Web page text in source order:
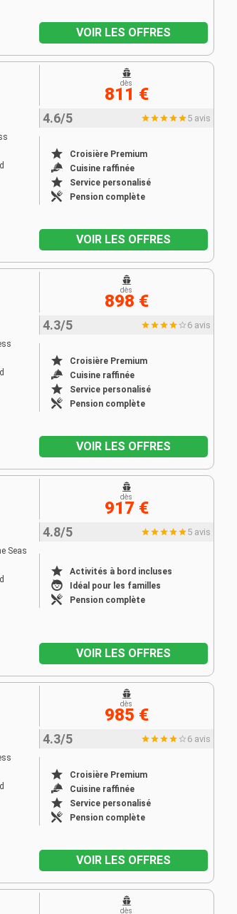
VOIR LES OFFRES
4.6/5 5 avis
Croisière Premium
Cuisine raffinée
Service personalisé
Pension complète
dès
811 €
VOIR LES OFFRES
4.3/5 6 avis
Croisière Premium
Cuisine raffinée
Service personalisé
Pension complète
dès
898 €
VOIR LES OFFRES
Seas
4.8/5 5 avis
Activités à bord incluses
Idéal pour les familles
Pension complète
dès
917 €
VOIR LES OFFRES
4.3/5 6 avis
Croisière Premium
Cuisine raffinée
Service personalisé
Pension complète
dès
985 €
VOIR LES OFFRES
dès